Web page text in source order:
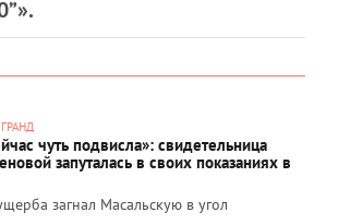
чуть подвисла»: свидетельница
запуталась в своих показаниях в
загнал Масальскую в угол